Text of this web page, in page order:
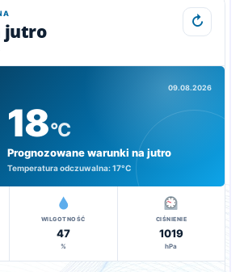
jutro ↻
09.08.2026
18°C
Prognozowane warunki na jutro
Temperatura odczuwalna:17°C
WILGOTNOŚĆ
47
%
CIŚNIENIE
1019
hPa